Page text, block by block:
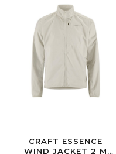
CRAFT ESSENCE
WIND JACKET 2 M